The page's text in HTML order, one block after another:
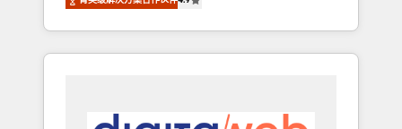
industries. With 150+ HubSpot-certified
experts, we deliver scalable solutions to
complex GTM and RevOps challenges. Our
smooth setup tailored to your GTM motion.